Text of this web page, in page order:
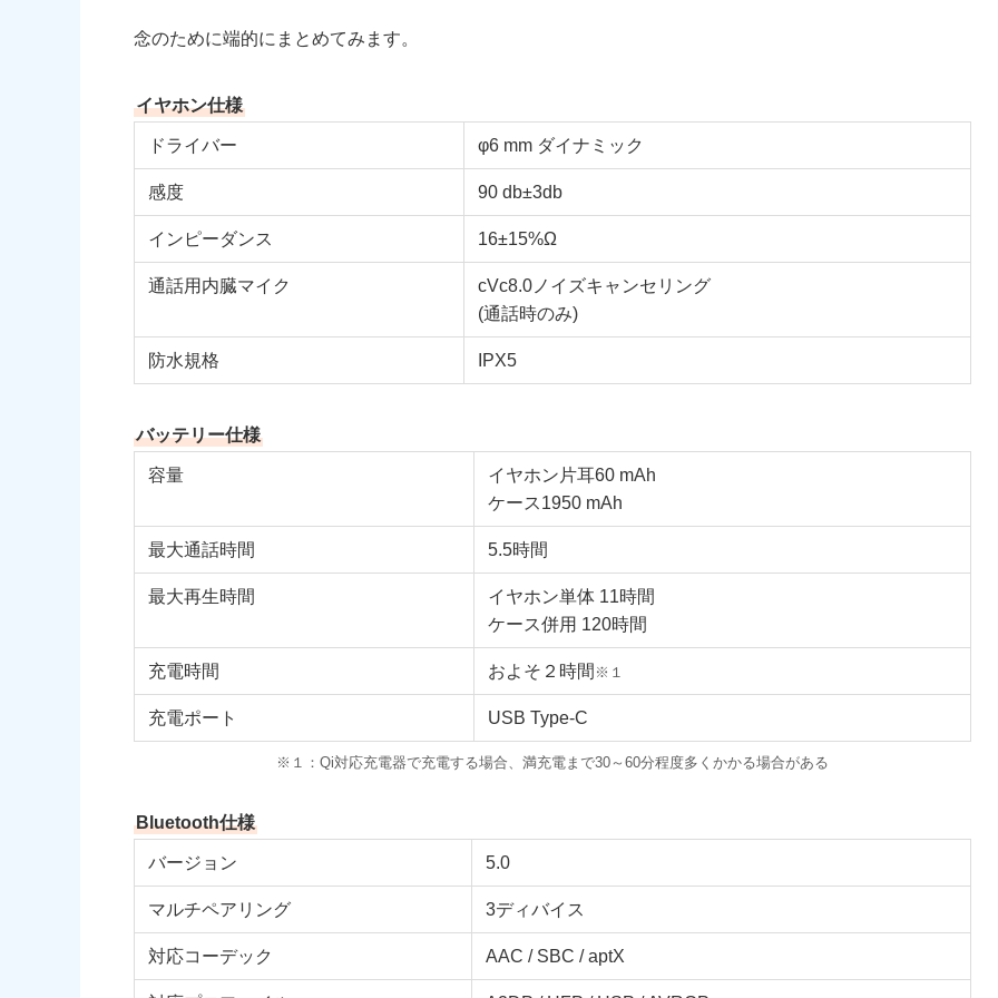
念のために端的にまとめてみます。
イヤホン仕様
ドライバー φ6 mm ダイナミック
感度 90 db±3db
インピーダンス 16±15%Ω
通話用内臓マイク
cVc8.0ノイズキャンセリング
(通話時のみ)
防水規格 IPX5
バッテリー仕様
容量
イヤホン片耳60 mAh
ケース1950 mAh
最大通話時間 5.5時間
最大再生時間
イヤホン単体 11時間
ケース併用 120時間
充電時間 およそ２時間 ※１
充電ポート USB Type-C
※１：Qi対応充電器で充電する場合、満充電まで30～60分程度多くかかる場合がある
Bluetooth仕様
バージョン 5.0
マルチペアリング 3ディバイス
対応コーデック AAC / SBC / aptX